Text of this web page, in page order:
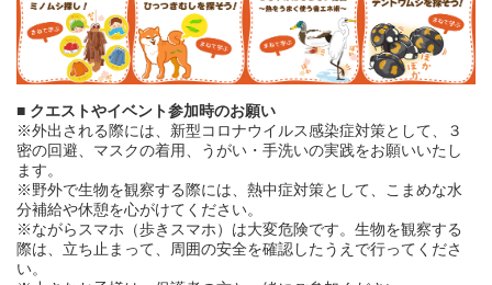
■ クエストやイベント参加時のお願い
※外出される際には、新型コロナウイルス感染症対策として、３
密の回避、マスクの着用、うがい・手洗いの実践をお願いいたし
ます。
※野外で生物を観察する際には、熱中症対策として、こまめな水
分補給や休憩を心がけてください。
※ながらスマホ（歩きスマホ）は大変危険です。生物を観察する
際は、立ち止まって、周囲の安全を確認したうえで行ってくださ
い。